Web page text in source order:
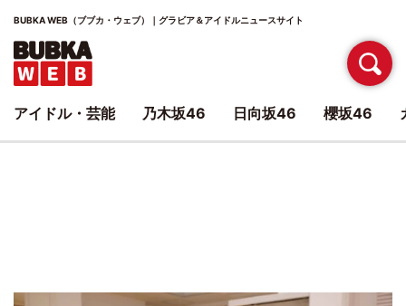
BUBKA WEB（ブブカ・ウェブ）｜グラビア＆アイドルニュースサイト
アイドル・芸能 乃木坂46 日向坂46 櫻坂46